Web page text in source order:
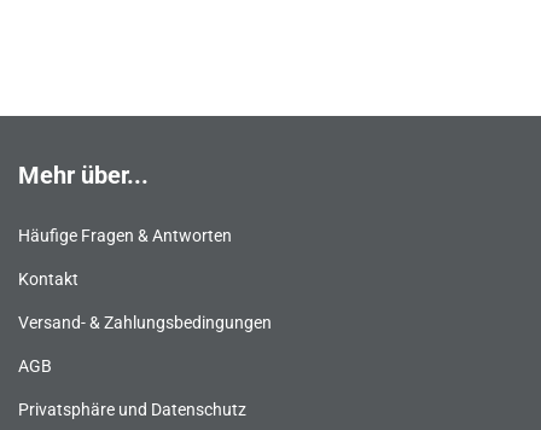
Mehr über...
Häufige Fragen & Antworten
Kontakt
Versand- & Zahlungsbedingungen
AGB
Privatsphäre und Datenschutz